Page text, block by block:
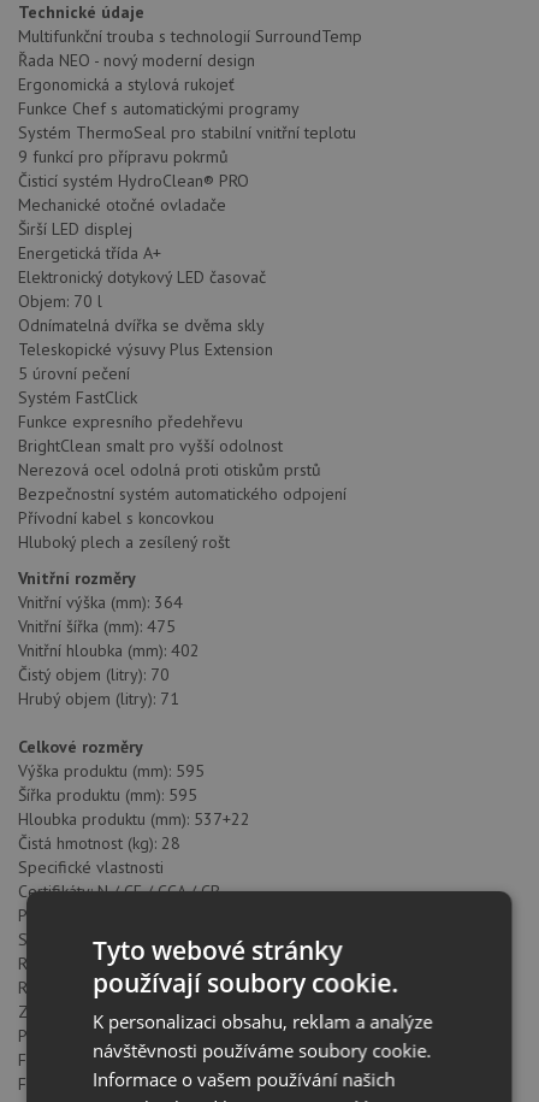
Technické údaje
Multifunkční trouba s technologií SurroundTemp
Řada NEO - nový moderní design
Ergonomická a stylová rukojeť
Funkce Chef s automatickými programy
Systém ThermoSeal pro stabilní vnitřní teplotu
9 funkcí pro přípravu pokrmů
Čisticí systém HydroClean® PRO
Mechanické otočné ovladače
Širší LED displej
Energetická třída A+
Elektronický dotykový LED časovač
Objem: 70 l
Odnímatelná dvířka se dvěma skly
Teleskopické výsuvy Plus Extension
5 úrovní pečení
Systém FastClick
Funkce expresního předehřevu
BrightClean smalt pro vyšší odolnost
Nerezová ocel odolná proti otiskům prstů
Bezpečnostní systém automatického odpojení
Přívodní kabel s koncovkou
Hluboký plech a zesílený rošt
Vnitřní rozměry
Vnitřní výška (mm): 364
Vnitřní šířka (mm): 475
Vnitřní hloubka (mm): 402
Čistý objem (litry): 70
Hrubý objem (litry): 71
Celkové rozměry
Výška produktu (mm): 595
Šířka produktu (mm): 595
Hloubka produktu (mm): 537+22
Čistá hmotnost (kg): 28
Specifické vlastnosti
Certifikáty: N / CE / CCA / CB
Počet komor: 1
Smaltovaný interiér: ANO
Regulátor min. teploty (°C): 50
Regulátor max. teploty (°C): 250
Způsob ovládání: 11+0
Počet pečících funkcí: 9
Funkce horní + spodní těleso: ANO
Funkce Gril: ANO
Tyto webové stránky
používají soubory cookie.
K personalizaci obsahu, reklam a analýze
návštěvnosti používáme soubory cookie.
Informace o vašem používání našich